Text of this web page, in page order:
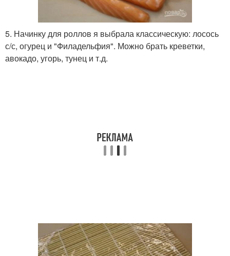
5. Начинку для роллов я выбрала классическую: лосось
с/с, огурец и "Филадельфия". Можно брать креветки,
авокадо, угорь, тунец и т.д.